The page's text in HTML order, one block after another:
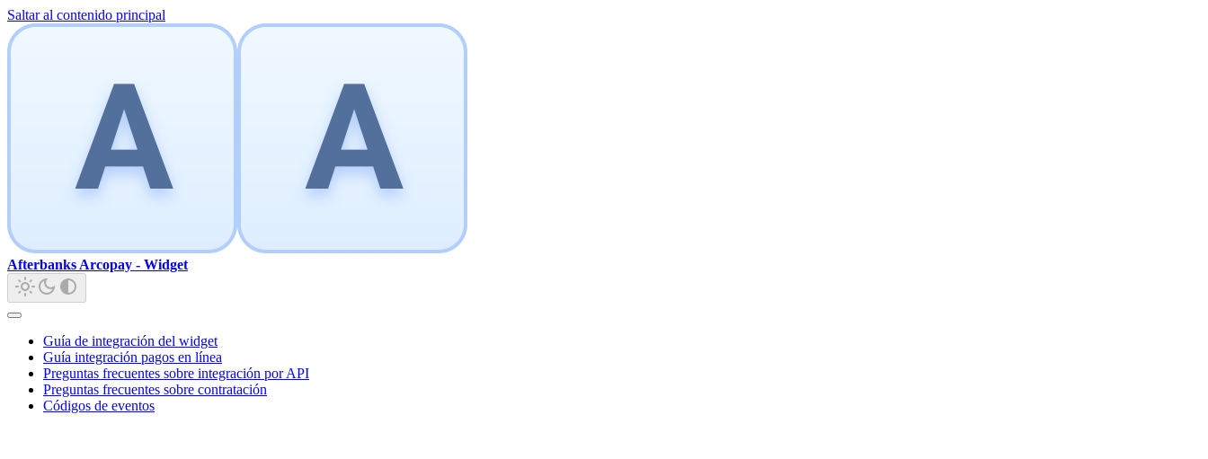
Saltar al contenido principal
Afterbanks Arcopay - Widget
Guía de integración del widget
Guía integración pagos en línea
Preguntas frecuentes sobre integración por API
Preguntas frecuentes sobre contratación
Códigos de eventos